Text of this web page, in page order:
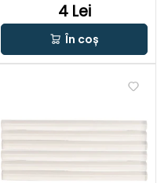
4 Lei
În coș